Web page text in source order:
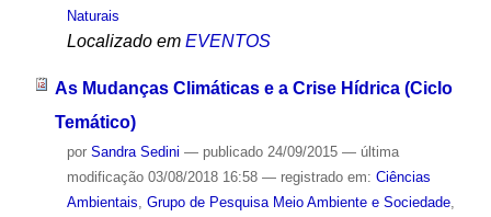
Naturais
Localizado em EVENTOS
As Mudanças Climáticas e a Crise Hídrica (Ciclo
Temático)
por Sandra Sedini — publicado24/09/2015 — última
modificação03/08/2018 16:58 — registrado em: Ciências
Ambientais Grupo de Pesquisa Meio Ambiente e Sociedade,